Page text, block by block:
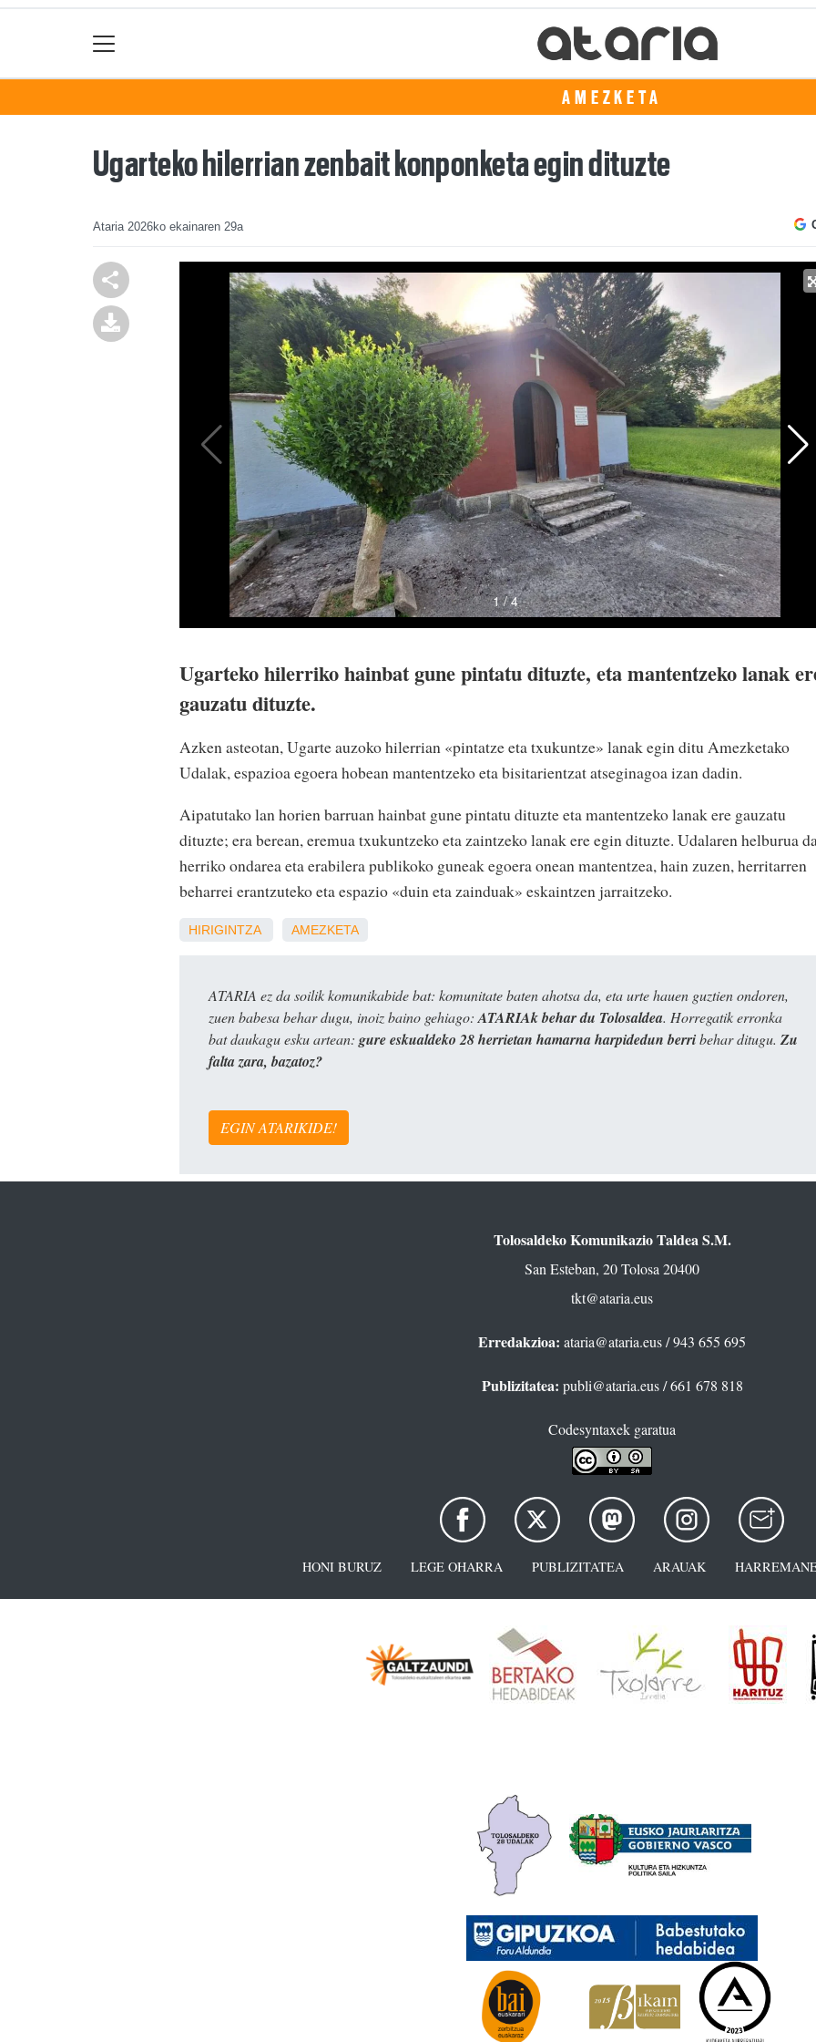
AMEZKETA
Ugarteko hilerrian zenbait konponketa egin dituzte
Ataria 2026ko ekainaren 29a
Ugarteko hilerriko hainbat gune pintatu dituzte, eta mantentzeko lanak
gauzatu dituzte.
Azken asteotan, Ugarte auzoko hilerrian «pintatze eta txukuntze» lanak egin ditu Amezketako
Udalak, espazioa egoera hobean mantentzeko eta bisitarientzat atseginagoa izan dadin.
Aipatutako lan horien barruan hainbat gune pintatu dituzte eta mantentzeko lanak ere gauzatu
dituzte; era berean, eremua txukuntzeko eta zaintzeko lanak ere egin dituzte. Udalaren helburua
herriko ondarea eta erabilera publikoko guneak egoera onean mantentzea, hain zuzen, herritarren
beharrei erantzuteko eta espazio «duin eta zainduak» eskaintzen jarraitzeko.
HIRIGINTZA AMEZKETA
ATARIA ez da soilik komunikabide bat: komunitate baten ahotsa da, eta urte hauen guztien ondoren,
zuen babesa behar dugu, inoiz baino gehiago:ATARIAk behar du Tolosaldea. Horregatik erronka
bat daukagu esku artean: gure eskualdeko 28 herrietan hamarna harpidedun berribehar ditugu. Zu
falta zara, bazatoz?
EGIN ATARIKIDE!
Tolosaldeko Komunikazio Taldea S.M.
San Esteban, 20 Tolosa 20400
tkt@ataria.eus
Erredakzioa: ataria@ataria.eus/ 943 655 695
Publizitatea: publi@ataria.eus/ 661 678 818
Codesyntaxek garatua
HONI BURUZ LEGE OHARRA PUBLIZITATEA ARAUAK